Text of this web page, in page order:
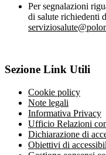
Per segnalazioni
di salute richiedenti
Sezione Link Utili
Cookie policy
Note legali
Informativa Privacy
Ufficio Relazioni
Dichiarazione di
Obiettivi di